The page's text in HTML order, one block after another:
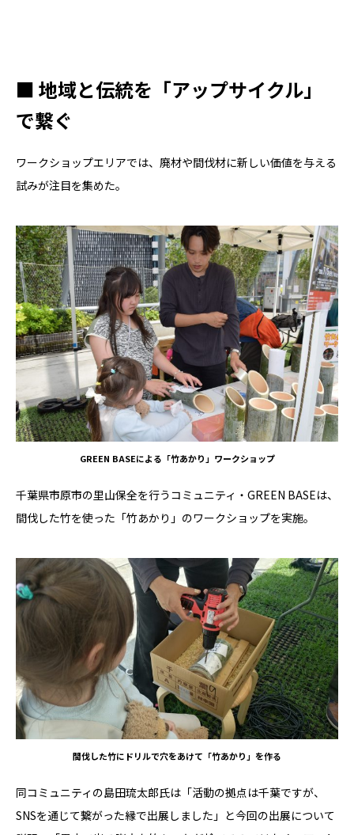
■ 地域と伝統を「アップサイクル」
で繋ぐ
ワークショップエリアでは、廃材や間伐材に新しい価値を与える
試みが注目を集めた。
GREEN BASEによる「竹あかり」ワークショップ
千葉県市原市の里山保全を行うコミュニティ・GREEN BASEは、
間伐した竹を使った「竹あかり」のワークショップを実施。
間伐した竹にドリルで穴をあけて「竹あかり」を作る
同コミュニティの島田琉太郎氏は「活動の拠点は千葉ですが、
SNSを通じて繋がった縁で出展しました」と今回の出展について